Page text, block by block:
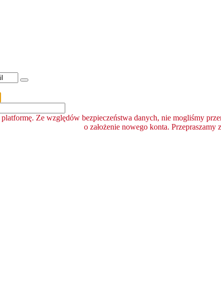
Ze względów bezpieczeństwa danych, nie mogliśmy
o założenie nowego konta. Przepraszamy